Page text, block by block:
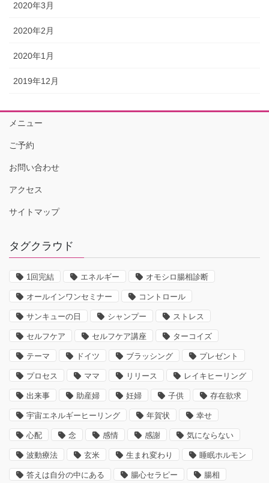
2020年3月
2020年2月
2020年1月
2019年12月
メニュー
ご予約
お問い合わせ
アクセス
サイトマップ
タグクラウド
1回完結 エネルギー オモシロ腸相診断
オールインワンセミナー コントロール
サンキューの日 シャンプー ストレス
セルフケア セルフケア講座 ターコイズ
テーマ ドイツ ブラッシング プレゼント
プロセス ママ リリース レイキヒーリング
出来事 助産婦 妊婦 子供 存在欲求
宇宙エネルギーヒーリング 年賀状 幸せ
心配 念 感情 感謝 気にならない
波動療法 玄米 生まれ変わり 睡眠ホルモン
答えは自分の中にある 腸心セラピー 腸相